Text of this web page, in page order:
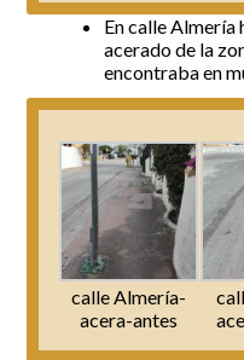
Ruta a pie
Ruta de árboles
Parque Canino
En calle Almería
acerado de la
encontraba en
calle Almería-
acera-antes